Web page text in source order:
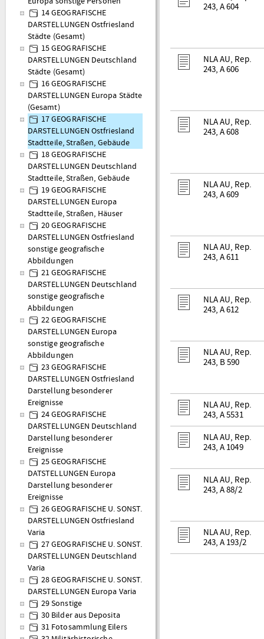
14 GEOGRAFISCHE
DARSTELLUNGEN Ostfriesland
Städte (Gesamt)
15 GEOGRAFISCHE
DARSTELLUNGEN Deutschland
Städte (Gesamt)
16 GEOGRAFISCHE
DARSTELLUNGEN Europa Städte
(Gesamt)
17 GEOGRAFISCHE
DARSTELLUNGEN Ostfriesland
Stadtteile, Straßen, Gebäude
18 GEOGRAFISCHE
DARSTELLUNGEN Deutschland
Stadtteile, Straßen, Gebäude
19 GEOGRAFISCHE
DARSTELLUNGEN Europa
Stadtteile, Straßen, Häuser
20 GEOGRAFISCHE
DARSTELLUNGEN Ostfriesland
sonstige geografische
Abbildungen
21 GEOGRAFISCHE
DARSTELLUNGEN Deutschland
sonstige geografische
Abbildungen
22 GEOGRAFISCHE
DARSTELLUNGEN Europa
sonstige geografische
Abbildungen
23 GEOGRAFISCHE
DARSTELLUNGEN Ostfriesland
Darstellung besonderer
Ereignisse
24 GEOGRAFISCHE
DARSTELLUNGEN Deutschland
Darstellung besonderer
Ereignisse
25 GEOGRAFISCHE
DATSTELLUNGEN Europa
Darstellung besonderer
Ereignisse
26 GEOGRAFISCHE U. SONST.
DARSTELLUNGEN Ostfriesland
Varia
27 GEOGRAFISCHE U. SONST.
DARSTELLUNGEN Deutschland
Varia
28 GEOGRAFISCHE U. SONST.
DARSTELLUNGEN Europa Varia
29 Sonstige
30 Bilder aus Deposita
31 Fotosammlung Eilers
243, A 604
NLA AU, Rep.
243, A 606
NLA AU, Rep.
243, A 608
NLA AU, Rep.
243, A 609
NLA AU, Rep.
243, A 611
NLA AU, Rep.
243, A 612
NLA AU, Rep.
243, B 590
NLA AU, Rep.
243, A 5531
NLA AU, Rep.
243, A 1049
NLA AU, Rep.
243, A 88/2
NLA AU, Rep.
243, A 193/2